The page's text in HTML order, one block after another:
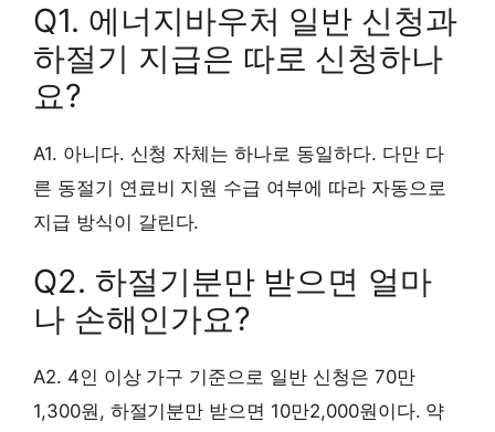
Q1. 에너지바우처 일반 신청과
하절기 지급은 따로 신청하나
요?
A1. 아니다. 신청 자체는 하나로 동일하다. 다만 다
른 동절기 연료비 지원 수급 여부에 따라 자동으로
지급 방식이 갈린다.
Q2. 하절기분만 받으면 얼마
나 손해인가요?
A2. 4인 이상 가구 기준으로 일반 신청은 70만
1,300원, 하절기분만 받으면 10만2,000원이다. 약